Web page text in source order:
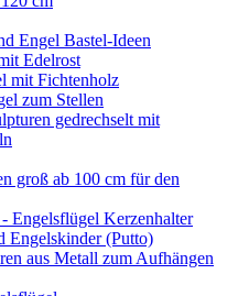
Engel Bastel-Ideen
Edelrost
mit Fichtenholz
zum Stellen
gedrechselt mit
groß ab 100 cm für den
Engelsflügel Kerzenhalter
Engelskinder (Putto)
aus Metall zum Aufhängen